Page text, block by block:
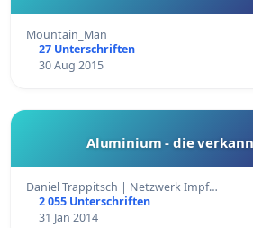
Mountain_Man
27 Unterschriften
30 Aug 2015
Aluminium - die
Daniel Trappitsch | Netzwerk Impf…
2 055 Unterschriften
31 Jan 2014